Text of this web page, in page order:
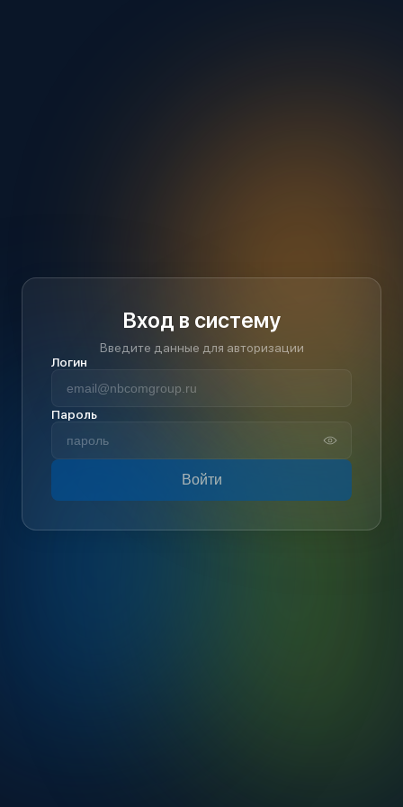
Вход в систему
Введите данные для авторизации
Логин
Пароль
Войти